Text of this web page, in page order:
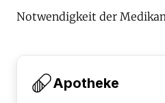
Notwendigkeit der
Apotheke